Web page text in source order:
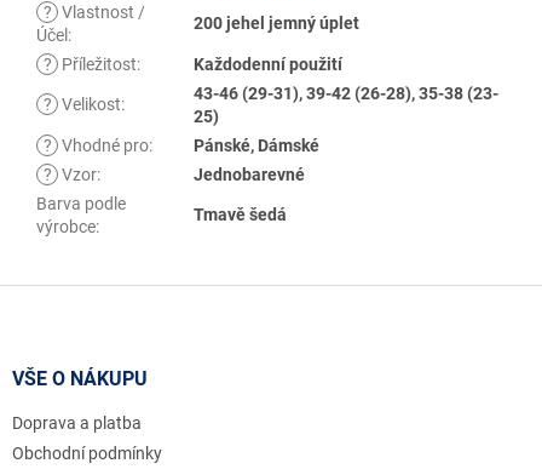
? Vlastnost /
Účel :
200 jehel jemný úplet
? Příležitost: Každodenní použití
? Velikost:
43-46 (29-31), 39-42 (26-28), 35-38 (23-
25)
? Vhodné pro:
Pánské, Dámské
? Vzor:
Jednobarevné
Barva podle
výrobce:
Tmavě šedá
VŠE O NÁKUPU
Doprava a platba
Obchodní podmínky